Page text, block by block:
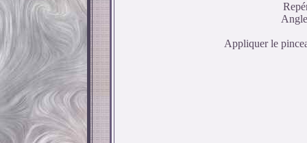
Appliquer le